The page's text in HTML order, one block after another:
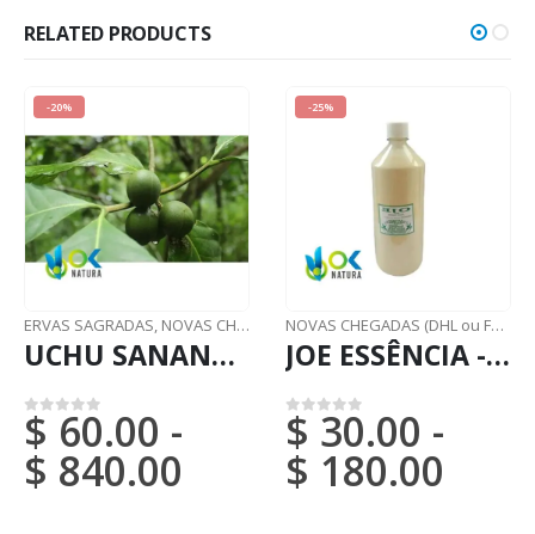
RELATED PRODUCTS
-20%
ERVAS SAGRADAS, NOVAS CHEGADAS (DHL ou FedEx)
UCHU SANANGO EM PO / 200gr a 1kg - (Tabernaemontana Undulata) 100% Pura Casca Natural e Orgânica
0em 5
$ 60.00 -
$ 840.00
-25%
NOVAS CHEGADAS (DHL ou FedEx)
JOE ESSÊNCIA - (Ficus Insipida) / 100% Puro e Não Diluído
0em 5
$ 30.00 -
$ 180.00